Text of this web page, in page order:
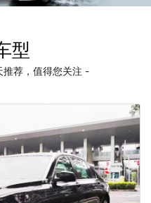
型
推荐，值得您关注 -